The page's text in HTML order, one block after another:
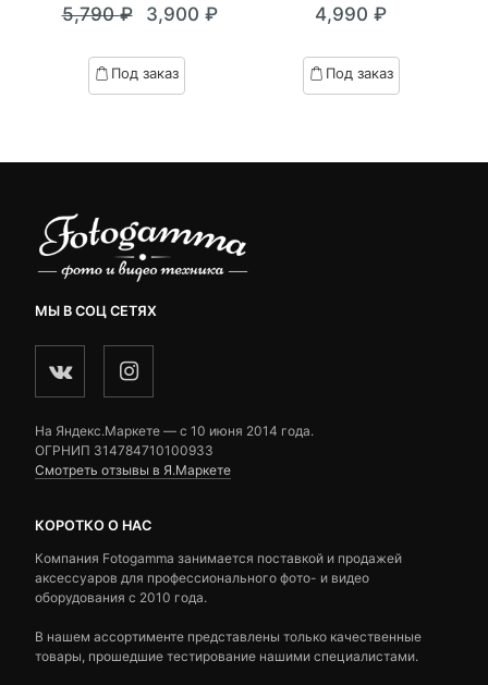
out
based
on
5,790₽
Первоначальная
цена
составляла
3,900 ₽
Текущая
цена:
3,900 ₽.
Под заказ
out
based
on
4,990 ₽
Под заказ
МЫ В СОЦ СЕТЯХ
На Яндекс.Маркете — c 10 июня 2014 года.
ОГРНИП 314784710100933
Смотреть отзывы в Я.Маркете
КОРОТКО О НАС
Компания Fotogamma занимается поставкой и продажей
аксессуаров для профессионального фото- и видео
оборудования с 2010 года.
В нашем ассортименте представлены только качественные
товары, прошедшие тестирование нашими специалистами.